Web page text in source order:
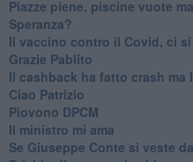
Piazze piene, piscine vuote
Speranza?
​Il vaccino contro il Covid, ci
Grazie Pablito
Il cashback ha fatto crash ma
Ciao Patrizio
Piovono DPCM
Il ministro mi ama
Se Giuseppe Conte si veste